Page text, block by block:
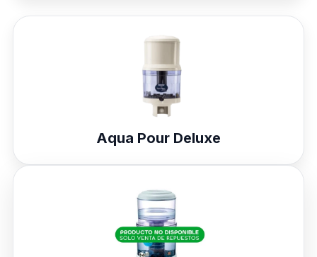
Aqua Pour Deluxe